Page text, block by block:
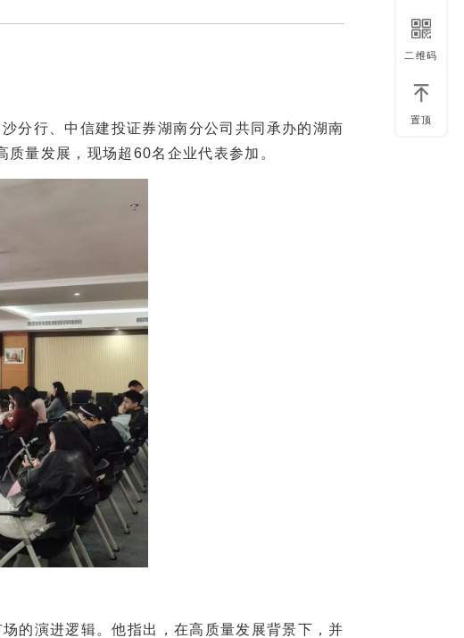
二维码
置顶
行、中信建投证券湖南分公司共同承办的湖南
质量发展，现场超60名企业代表参加。
演进逻辑。他指出，在高质量发展背景下，并